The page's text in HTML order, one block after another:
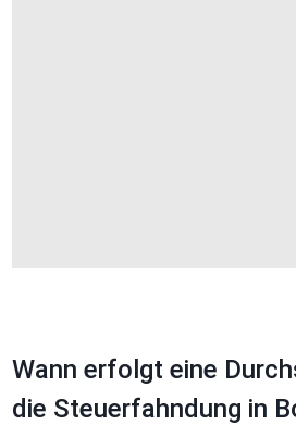
Wann erfolgt eine
die Steuerfahndung in